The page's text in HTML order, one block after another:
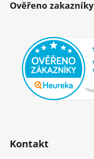
Ověřeno zakazníky
Kontakt